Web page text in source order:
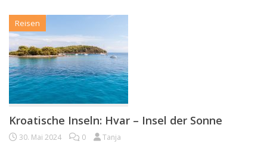
Reisen
Kroatische Inseln: Hvar – Insel der Sonne
30. Mai 2024 0 Tanja